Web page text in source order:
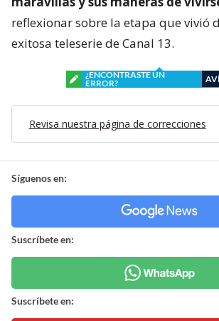
reflexionar sobre la etapa que vivió
exitosa teleserie de Canal 13.
¿ENCONTRASTE UN
ERROR?
Revisa nuestra página de correcciones
Síguenos en:
Suscríbete en:
Suscríbete en: